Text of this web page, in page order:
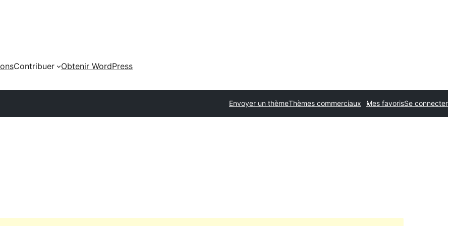
Contribuer
Obtenir WordPress
Envoyer un thèmeThèmes commerciaux Mes favorisSe connecter